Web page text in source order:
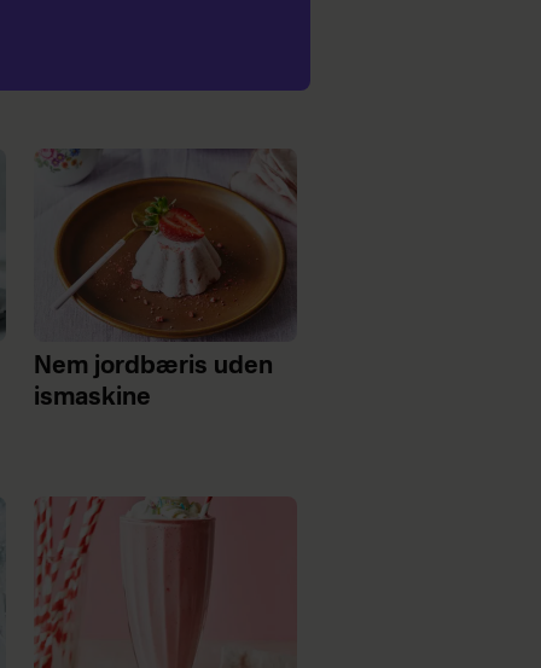
Nem jordbæris uden
ismaskine